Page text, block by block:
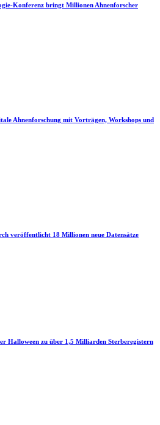
Konferenz bringt Millionen Ahnenforscher
Ahnenforschung mit Vorträgen, Workshops und
veröffentlicht 18 Millionen neue Datensätze
Halloween zu über 1,5 Milliarden Sterberegistern